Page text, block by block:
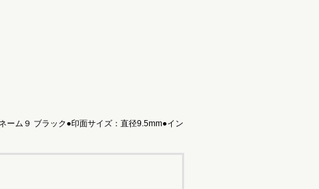
ーム９ ブラック●印面サイズ：直径9.5mm●イン